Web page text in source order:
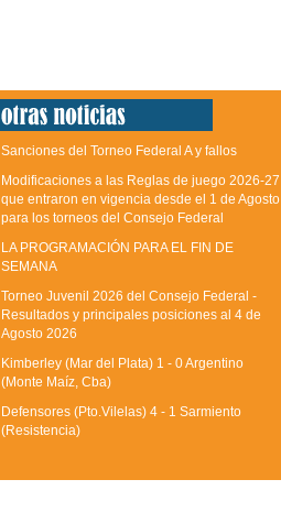
Sanciones del Torneo Federal A y fallos
Modificaciones a las Reglas de juego 2026-27
que entraron en vigencia desde el 1 de Agosto
para los torneos del Consejo Federal
LA PROGRAMACIÓN PARA EL FIN DE
SEMANA
Torneo Juvenil 2026 del Consejo Federal -
Resultados y principales posiciones al 4 de
Agosto 2026
Kimberley (Mar del Plata) 1 - 0 Argentino
(Monte Maíz, Cba)
Defensores (Pto.Vilelas) 4 - 1 Sarmiento
(Resistencia)